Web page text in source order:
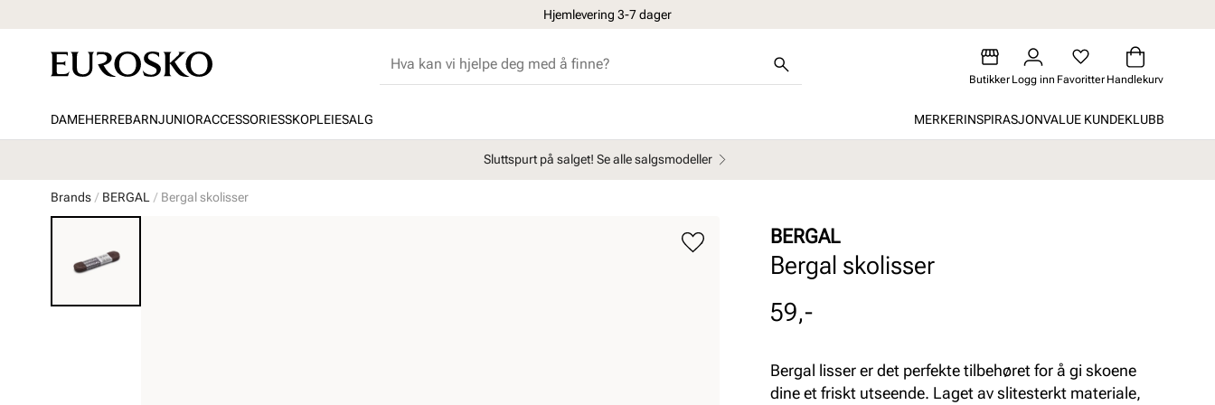
Hjemlevering 3-7 dager
Butikker Logg inn Favoritter Handlekurv
DAMEHERREBARNJUNIORACCESSORIESSKOPLEIESALG MERKERINSPIRASJONVALUE KUNDEKLUBB
Sluttspurt på salget! Se alle salgsmodeller
Brands BERGAL Bergal skolisser
BERGAL
Bergal skolisser
Pris
59,-
Bergal lisser er det perfekte tilbehøret for å gi skoene
dine et friskt utseende. Laget av slitesterkt materiale,